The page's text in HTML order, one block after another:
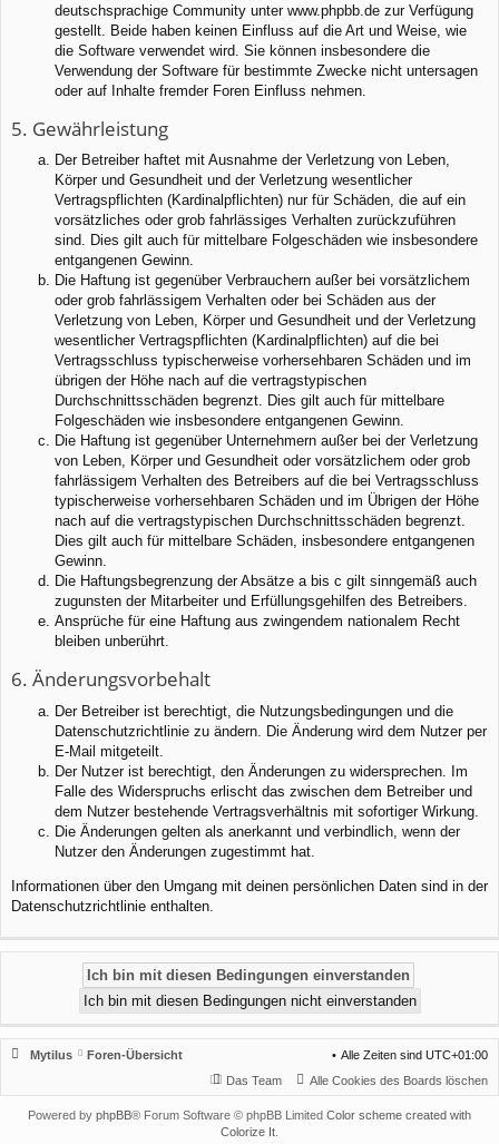
deutschsprachige Community unter www.phpbb.de zur Verfügung
gestellt. Beide haben keinen Einfluss auf die Art und Weise, wie
die Software verwendet wird. Sie können insbesondere die
Verwendung der Software für bestimmte Zwecke nicht untersagen
oder auf Inhalte fremder Foren Einfluss nehmen.
5. Gewährleistung
Der Betreiber haftet mit Ausnahme der Verletzung von Leben,
Körper und Gesundheit und der Verletzung wesentlicher
Vertragspflichten (Kardinalpflichten) nur für Schäden, die auf ein
vorsätzliches oder grob fahrlässiges Verhalten zurückzuführen
sind. Dies gilt auch für mittelbare Folgeschäden wie insbesondere
entgangenen Gewinn.
Die Haftung ist gegenüber Verbrauchern außer bei vorsätzlichem
oder grob fahrlässigem Verhalten oder bei Schäden aus der
Verletzung von Leben, Körper und Gesundheit und der Verletzung
wesentlicher Vertragspflichten (Kardinalpflichten) auf die bei
Vertragsschluss typischerweise vorhersehbaren Schäden und im
übrigen der Höhe nach auf die vertragstypischen
Durchschnittsschäden begrenzt. Dies gilt auch für mittelbare
Folgeschäden wie insbesondere entgangenen Gewinn.
Die Haftung ist gegenüber Unternehmern außer bei der Verletzung
von Leben, Körper und Gesundheit oder vorsätzlichem oder grob
fahrlässigem Verhalten des Betreibers auf die bei Vertragsschluss
typischerweise vorhersehbaren Schäden und im Übrigen der Höhe
nach auf die vertragstypischen Durchschnittsschäden begrenzt.
Dies gilt auch für mittelbare Schäden, insbesondere entgangenen
Gewinn.
Die Haftungsbegrenzung der Absätze a bis c gilt sinngemäß auch
zugunsten der Mitarbeiter und Erfüllungsgehilfen des Betreibers.
Ansprüche für eine Haftung aus zwingendem nationalem Recht
bleiben unberührt.
6. Änderungsvorbehalt
Der Betreiber ist berechtigt, die Nutzungsbedingungen und die
Datenschutzrichtlinie zu ändern. Die Änderung wird dem Nutzer per
E-Mail mitgeteilt.
Der Nutzer ist berechtigt, den Änderungen zu widersprechen. Im
Falle des Widerspruchs erlischt das zwischen dem Betreiber und
dem Nutzer bestehende Vertragsverhältnis mit sofortiger Wirkung.
Die Änderungen gelten als anerkannt und verbindlich, wenn der
Nutzer den Änderungen zugestimmt hat.
Informationen über den Umgang mit deinen persönlichen Daten sind in der
Datenschutzrichtlinie enthalten.
Mytilus Foren-Übersicht Alle Zeiten sind UTC+01:00
Alle Cookies des Boards löschen
Das Team
Powered by phpBB® Forum Software © phpBB Limited Color scheme created with
Colorize It